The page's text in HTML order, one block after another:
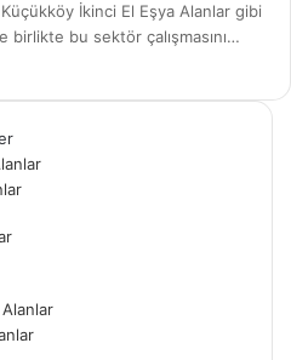
İkinci El Eşya Alanlar gibi
bu sektör çalışmasını…